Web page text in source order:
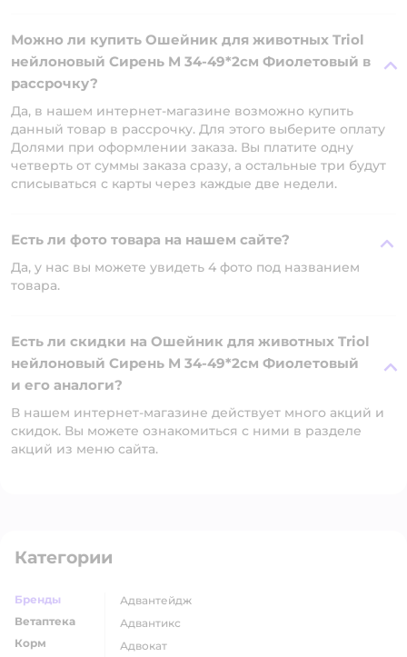
Можно ли купить Ошейник для животных Triol
нейлоновый Сирень M 34-49*2см Фиолетовый в
рассрочку?
Да, в нашем интернет-магазине возможно купить
данный товар в рассрочку. Для этого выберите оплату
Долями при оформлении заказа. Вы платите одну
четверть от суммы заказа сразу, а остальные три будут
списываться с карты через каждые две недели.
Есть ли фото товара на нашем сайте?
Да, у нас вы можете увидеть 4 фото под названием
товара.
Есть ли скидки на Ошейник для животных Triol
нейлоновый Сирень M 34-49*2см Фиолетовый
и его аналоги?
В нашем интернет-магазине действует много акций и
скидок. Вы можете ознакомиться с ними в разделе
акций из меню сайта.
Категории
Бренды
Ветаптека
Корм
адвантейдж
адвантикс
адвокат